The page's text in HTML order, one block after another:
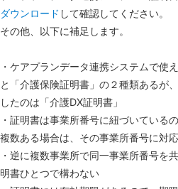
ダウンロード して確認してください。
その他、以下に補足します。
・ケアプランデータ連携システムで使
と「介護保険証明書」の２種類あるが
したのは「介護DX証明書」
・証明書は事業所番号に紐づいている
複数ある場合は、その事業所番号に対
・逆に複数事業所で同一事業所番号を
明書ひとつで構わない